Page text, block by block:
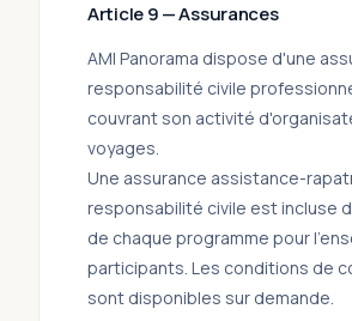
Article 9 — Assurances
AMI Panorama dispose d'une
responsabilité civile
couvrant son activité
voyages.
Une assurance assistance-
responsabilité civile est incluse
de chaque programme pour
participants. Les conditions de
sont disponibles sur demande.